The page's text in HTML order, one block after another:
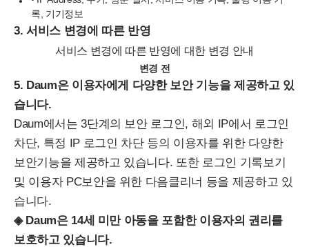
록, 기기정보
3. 서비스 변경에 따른 반영
서비스 변경에 따른 반영에 대한 변경 안내
변경 전
5. Daum은 이용자에게 다양한 보안 기능을 제공하고 있
습니다.
Daum에서는3단계의 보안 로그인, 해외 IP에서 로그인
차단, 특정 IP 로그인 차단등의 이용자를 위한 다양한
보안기능을 제공하고 있습니다. 또한 로그인 기록보기
및 이용자 PC보안을 위한 다음클리너 등을 제공하고 있
습니다.
◈ Daum은 14세 미만 아동을 포함한 이용자의 권리를
보호하고 있습니다.